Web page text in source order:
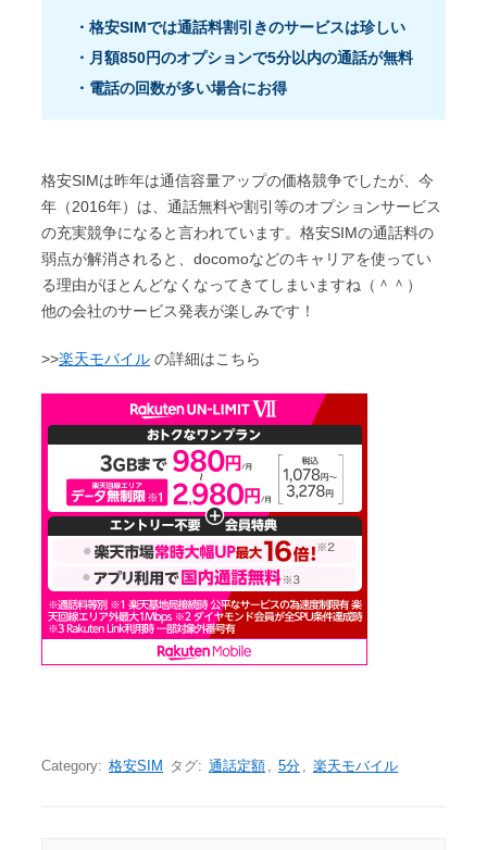
・格安SIMでは通話料割引きのサービスは珍しい
・月額850円のオプションで5分以内の通話が無料
・電話の回数が多い場合にお得
格安SIMは昨年は通信容量アップの価格競争でしたが、今
年（2016年）は、通話無料や割引等のオプションサービス
の充実競争になると言われています。格安SIMの通話料の
弱点が解消されると、docomoなどのキャリアを使ってい
る理由がほとんどなくなってきてしまいますね（＾＾）
他の会社のサービス発表が楽しみです！
>>楽天モバイル の詳細はこちら
Category: 格安SIM タグ: 通話定額 5分 楽天モバイル